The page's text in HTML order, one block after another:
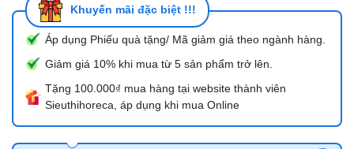
Khuyến mãi đặc biệt !!!
Áp dụng Phiếu quà tặng/ Mã giảm giá theo ngành hàng.
Giảm giá 10% khi mua từ 5 sản phẩm trở lên.
Tặng 100.000₫ mua hàng tại website thành viên
Sieuthihoreca, áp dụng khi mua Online